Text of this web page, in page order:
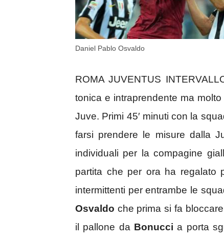
Daniel Pablo Osvaldo
ROMA JUVENTUS
tonica e intraprendente ma
Juve. Primi 45′ minuti con la
farsi prendere le misure dalla
individuali per la compagine
partita che per ora ha regalato
intermittenti per entrambe le
Osvaldo che prima si fa
il pallone da Bonucci a porta